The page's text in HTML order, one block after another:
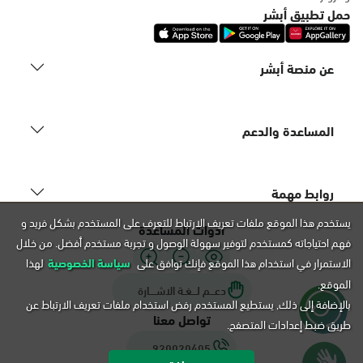
التوجه للموقع
الدمام, فرع موبايلي - شارع أبو بكر
الجمعة (16:00-23:00)
الدمام, فرع موبايلي-91 مقابل شركة
تويوتا، الدمام
السبت - الخميس (09:00-23:00)
الجمعة (16:00-23:00)
التوجه للموقع
الدمام, فرع موبايلي-42 شارع أمام
حمل تطبيق أبشر
عن منصة أبشر
المساعدة والدعم
روابط مهمة
أدوات المساعدة
دعـــم لـــغـة الاشــــارة
تواصل معنا
920020405
يستخدم هذا الموقع ملفات تعريف الارتباط للتعرف على المستخدم بشكل فريد و
فهم احتياجاته كمستخدم لتوفير سهولة الوصول و تجربة مستخدم أفضل. من خلال
الاستمرار في استخدام هذا الموقع فإنك توافق على سياسة الخصوصية لهذا
الموقع.
بالإضافة إلى ذلك, يستطيع المستخدم رفض استخدام ملفات تعريف الارتباط عن
طريق ضبط إعدادات المتصفح.